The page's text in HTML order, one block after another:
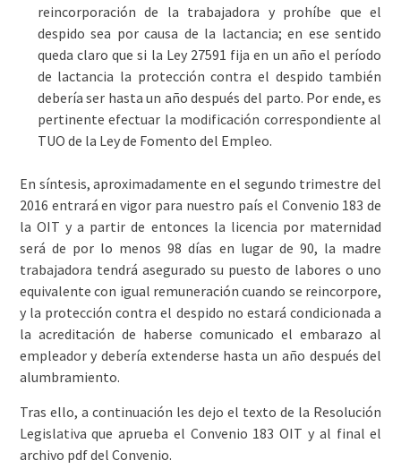
reincorporación de la trabajadora y prohíbe que el
despido sea por causa de la lactancia; en ese sentido
queda claro que si la Ley 27591 fija en un año el período
de lactancia la protección contra el despido también
debería ser hasta un año después del parto. Por ende, es
pertinente efectuar la modificación correspondiente al
TUO de la Ley de Fomento del Empleo.
En síntesis, aproximadamente en el segundo trimestre del
2016 entrará en vigor para nuestro país el Convenio 183 de
la OIT y a partir de entonces la licencia por maternidad
será de por lo menos 98 días en lugar de 90, la madre
trabajadora tendrá asegurado su puesto de labores o uno
equivalente con igual remuneración cuando se reincorpore,
y la protección contra el despido no estará condicionada a
la acreditación de haberse comunicado el embarazo al
empleador y debería extenderse hasta un año después del
alumbramiento.
Tras ello, a continuación les dejo el texto de la Resolución
Legislativa que aprueba el Convenio 183 OIT y al final el
archivo pdf del Convenio.